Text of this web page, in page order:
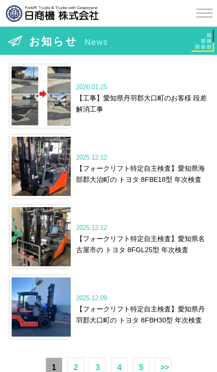
お知らせ News
2026.01.25
【工事】愛知県丹羽郡大口町のお客様 段差
解消工事
2025.12.12
【フォークリフト特定自主検査】愛知県海
部郡大治町の トヨタ 8FBE18型 年次検査
2025.12.12
【フォークリフト特定自主検査】愛知県名
古屋市の トヨタ 8FGL25型 年次検査
2025.12.09
【フォークリフト特定自主検査】愛知県丹
羽郡大口町の トヨタ 8FBH30型 年次検査
1 2 3 4 5 >>